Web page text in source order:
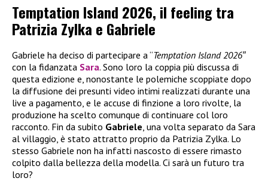
Temptation Island 2026, il feeling tra
Patrizia Zylka e Gabriele
Gabriele ha deciso di partecipare a “Temptation Island 2026″
con la fidanzata Sara. Sono loro la coppia più discussa di
questa edizione e, nonostante le polemiche scoppiate dopo
la diffusione dei presunti video intimi realizzati durante una
live a pagamento, e le accuse di finzione a loro rivolte, la
produzione ha scelto comunque di continuare col loro
racconto. Fin da subito Gabriele , una volta separato da Sara
al villaggio, è stato attratto proprio da Patrizia Zylka. Lo
stesso Gabriele non ha infatti nascosto di essere rimasto
colpito dalla bellezza della modella. Ci sarà un futuro tra
loro?